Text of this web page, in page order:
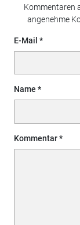
Kommentaren
angenehme
E-Mail
Name
Kommentar